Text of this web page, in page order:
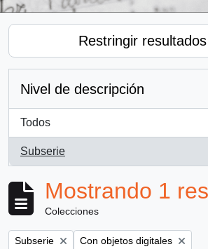
Restringir
Nivel de descripción
Todos
Subserie
, 1 resultados
Mostrando 1
Colecciones
Remove filter:
Subserie Remove filter:
Con objetos digitales